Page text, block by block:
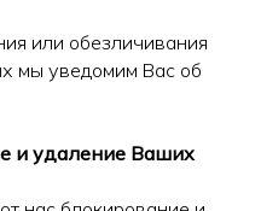
или обезличивания
мы уведомим Вас об
и удаление Ваших